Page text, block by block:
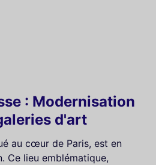
: Modernisation
d'art
au cœur de Paris, est en
Ce lieu emblématique,